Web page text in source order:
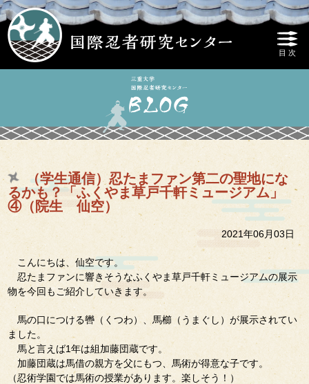
（学生通信）忍たまファン第二の聖地にな
るかも？「ふくやま草戸千軒ミュージアム」
④（院生 仙空）
2021年06月03日
こんにちは、仙空です。
忍たまファンに響きそうなふくやま草戸千軒ミュージアムの展示
物を今回もご紹介していきます。
馬の口につける轡（くつわ）、馬櫛（うまぐし）が展示されてい
ました。
馬と言えば1年は組加藤団蔵です。
加藤団蔵は馬借の親方を父にもつ、馬術が得意な子です。
（忍術学園では馬術の授業があります。楽しそう！）